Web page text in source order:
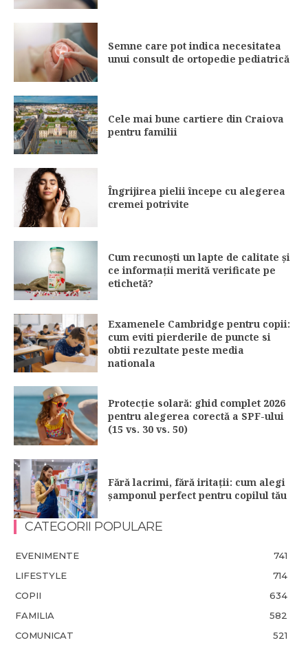
Semne care pot indica necesitatea
unui consult de ortopedie pediatrică
Cele mai bune cartiere din Craiova
pentru familii
Îngrijirea pielii începe cu alegerea
cremei potrivite
Cum recunoști un lapte de calitate și
ce informații merită verificate pe
etichetă?
Examenele Cambridge pentru copii:
cum eviti pierderile de puncte si
obtii rezultate peste media
nationala
Protecție solară: ghid complet 2026
pentru alegerea corectă a SPF-ului
(15 vs. 30 vs. 50)
Fără lacrimi, fără iritații: cum alegi
șamponul perfect pentru copilul tău
CATEGORII POPULARE
EVENIMENTE
741
LIFESTYLE
714
COPII
634
FAMILIA
582
COMUNICAT
521